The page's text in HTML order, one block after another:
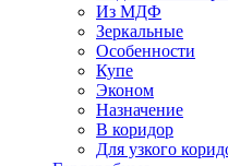
Из МДФ
Зеркальные
Особенности
Купе
Эконом
Назначение
В коридор
Для узкого